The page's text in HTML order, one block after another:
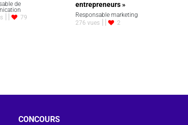
de
79
entrepreneurs »
Responsable marketing
276 vues
2
CONCOURS